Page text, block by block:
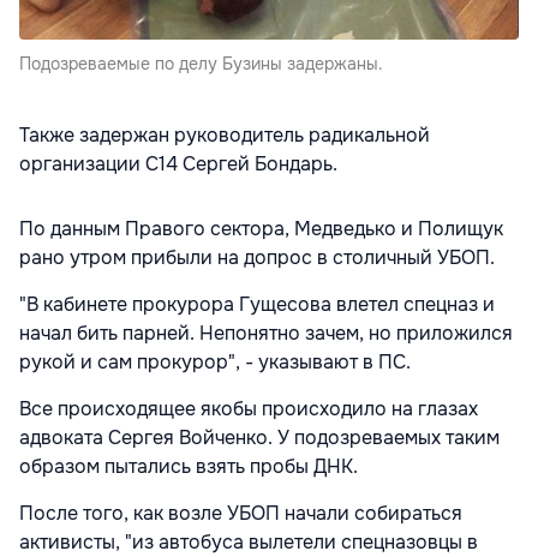
Подозреваемые по делу Бузины задержаны.
Также задержан руководитель радикальной
организации С14 Сергей Бондарь.
По данным Правого сектора, Медведько и Полищук
рано утром прибыли на допрос в столичный УБОП.
"В кабинете прокурора Гущесова влетел спецназ и
начал бить парней. Непонятно зачем, но приложился
рукой и сам прокурор", - указывают в ПС.
Все происходящее якобы происходило на глазах
адвоката Сергея Войченко. У подозреваемых таким
образом пытались взять пробы ДНК.
После того, как возле УБОП начали собираться
активисты, "из автобуса вылетели спецназовцы в